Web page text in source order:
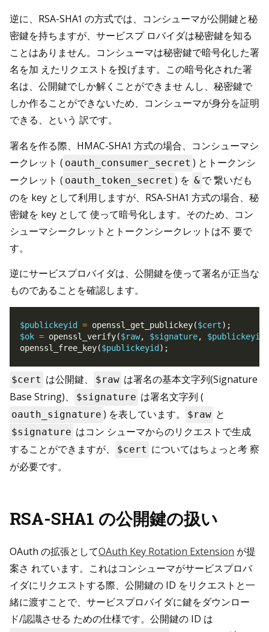
逆に、RSA-SHA1 の方式では、コンシューマが公開鍵と秘
密鍵を持ちますが、サービスプ ロバイダは秘密鍵を知る
ことはありません。コンシューマは秘密鍵で暗号化した署
名を加 えたリクエストを投げます。この暗号化された署
名は、公開鍵でしか解くことができませ んし、秘密鍵で
しか作ることができないため、コンシューマが身分を証明
できる、という 訳です。
署名を作る際、HMAC-SHA1 方式の場合、コンシューマシ
ークレット ( oauth_consumer_secret ) とトークンシ
ークレット ( oauth_token_secret ) を & で 繋いだも
のを key として利用しますが、RSA-SHA1 方式の場合、秘
密鍵を key として 使って暗号化します。そのため、コン
シューマシークレットとトークンシークレットは不 要で
す。
逆にサービスプロバイダは、公開鍵を使って署名が正当な
ものであることを確認します。
$publickeyid = openssl_get_publickey($cert) ;
$ok = openssl_verify($raw, $signature, $publickeyid
openssl_free_key($publickeyid ) ;
$cert は公開鍵、 $raw は署名の基本文字列(Signature
Base String)、
$signature は署名文字列 (
oauth_signature ) を表しています。 $raw と
$signature はコン シューマからのリクエストで生成
することができますが、
$cert についてはちょっと考 察
が必要です。
RSA-SHA1 の公開鍵の扱い
OAuth の拡張としてOAuth Key Rotation Extension が提
案さ れています。これはコンシューマがサービスプロバ
イダにリクエストする際、公開鍵の ID をリクエストと一
緒に渡すことで、サービスプロバイダに鍵をダウンロー
ド/認識させる ための仕様です。公開鍵の ID は